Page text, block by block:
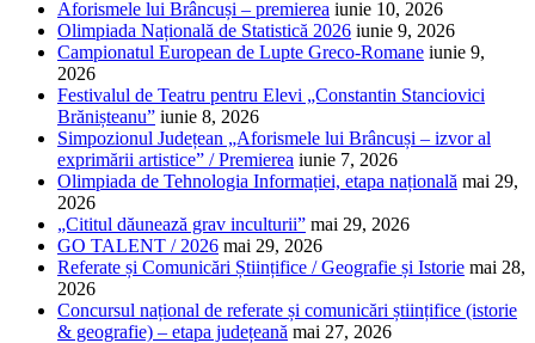
Aforismele lui Brâncuși – premierea iunie 10, 2026
Olimpiada Națională de Statistică 2026 iunie 9, 2026
Campionatul European de Lupte Greco-Romane iunie 9,
2026
Festivalul de Teatru pentru Elevi „Constantin Stanciovici
Brănișteanu” iunie 8, 2026
Simpozionul Județean „Aforismele lui Brâncuși – izvor al
exprimării artistice” / Premierea iunie 7, 2026
Olimpiada de Tehnologia Informației, etapa națională mai 29,
2026
„Cititul dăunează grav inculturii” mai 29, 2026
GO TALENT / 2026 mai 29, 2026
Referate și Comunicări Științifice / Geografie și Istorie mai 28,
2026
Concursul național de referate și comunicări științifice (istorie
& geografie) – etapa județeană mai 27, 2026